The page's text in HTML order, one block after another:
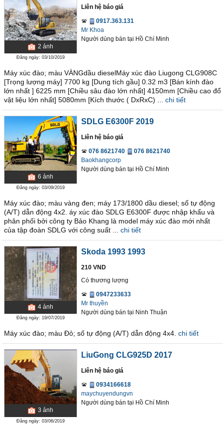
2 ảnh
Đăng ngày: 03/10/2019
Liên hệ báo giá
0917.363.131
Mr Khoa
Người dùng bán tại Hồ Chí Minh
Máy xúc đào; màu VÀNGdầu dieselMáy xúc đào Liugong CLG908C
[Trọng lượng máy] 7700 kg [Dung tích gầu] 0.32 m3 [Bán kính đào
lớn nhất ] 6225 mm [Chiều sâu đào lớn nhất] 4150mm [Chiều cao đổ
vật liệu lớn nhất] 5080mm [Kích thước ( DxRxC) ...
chi tiết
6 ảnh
Đăng ngày: 03/09/2019
SDLG E6300F 2019
Liên hệ báo giá
‭076 8621740‬
‭076 8621740‬
Baokhangcorp
Người dùng bán tại Hồ Chí Minh
Máy xúc đào; màu vàng đen; máy 173/1800 dầu diesel; số tự động
(A/T) dẫn động 4x2. áy xúc đào SDLG E6300F được nhập khẩu và
phân phối bởi công ty Bảo Khang là model máy xúc đào mới nhất
của tập đoàn SDLG với công suất ...
chi tiết
4 ảnh
Đăng ngày: 19/07/2019
Skoda 1993 1993
210 VND
Có thương lượng
0947233633
Mr thuyền
Người dùng bán tại Ninh Thuận
Máy xúc đào; màu Đỏ; số tự động (A/T) dẫn động 4x4. chi tiết
3 ảnh
Đăng ngày: 03/06/2019
LiuGong CLG925D 2017
Liên hệ báo giá
0934166618
maychuyendungvn
Người dùng bán tại Hồ Chí Minh